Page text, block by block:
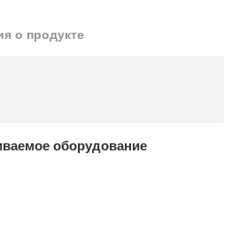
о продукте
оборудование